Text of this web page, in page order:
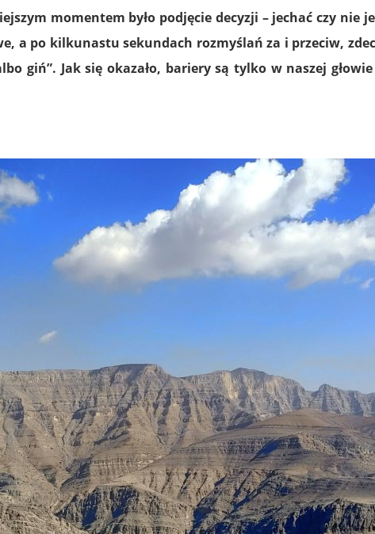
momentem było podjęcie decyzji – jechać czy nie
a po kilkunastu sekundach rozmyślań za i przeciw,
giń”. Jak się okazało, bariery są tylko w naszej